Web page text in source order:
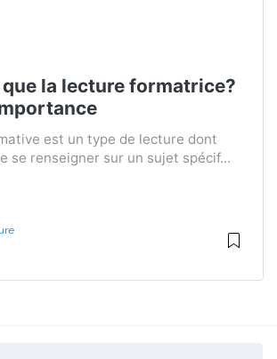
la lecture formatrice?
est un type de lecture dont
se renseigner sur un sujet spécif...